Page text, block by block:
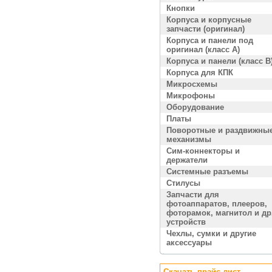
Кнопки
Корпуса и корпусные
запчасти (оригинал)
Корпуса и панели под
оригинал (класс A)
Корпуса и панели (класс
Корпуса для КПК
Микросхемы
Микрофоны
Оборудование
Платы
Поворотные и
механизмы
Сим-коннекторы и
держатели
Системные разъемы
Стилусы
Запчасти для
фотоаппаратов, плееров,
фоторамок, магнитол и
устройств
Чехлы, сумки и другие
аксессуары